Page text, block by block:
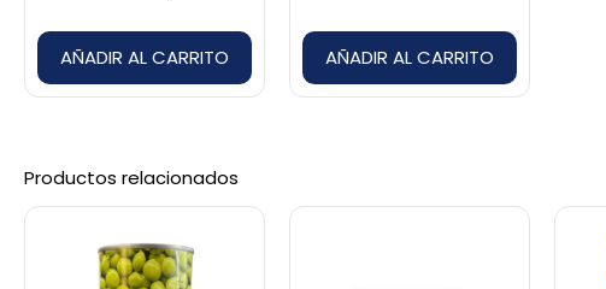
AÑADIR AL CARRITO AÑADIR AL CARRITO
Productos relacionados